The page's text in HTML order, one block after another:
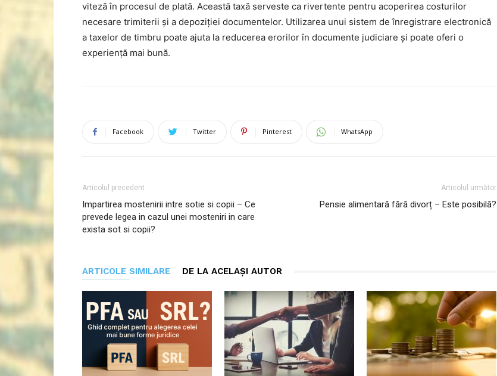
viteză în procesul de plată. Această taxă serveste ca rivertente pentru acoperirea costurilor
necesare trimiterii și a depoziției documentelor. Utilizarea unui sistem de înregistrare electronică
a taxelor de timbru poate ajuta la reducerea erorilor în documente judiciare și poate oferi o
experiență mai bună.
Facebook Twitter Pinterest WhatsApp
Articolul precedent
Impartirea mostenirii intre sotie si copii – Ce
prevede legea in cazul unei mosteniri in care
exista sot si copii?
Articolul următor
Pensie alimentară fără divorț – Este posibilă?
ARTICOLE SIMILARE DE LA ACELAȘI AUTOR